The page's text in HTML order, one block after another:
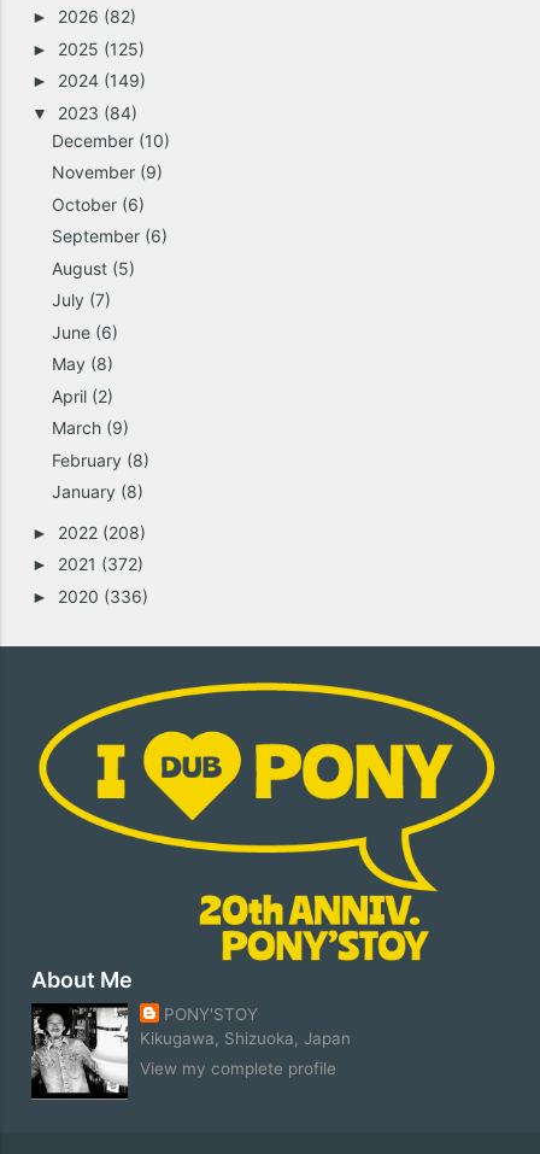
► 2026 (82)
► 2025 (125)
► 2024 (149)
▼ 2023 (84)
December (10)
November (9)
October (6)
September (6)
August (5)
July (7)
June (6)
May (8)
April (2)
March (9)
February (8)
January (8)
► 2022 (208)
► 2021 (372)
► 2020 (336)
About Me
PONY'STOY
Kikugawa, Shizuoka, Japan
View my complete profile